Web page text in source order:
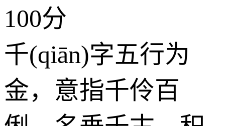
100分
千(qiān)字五行为
金，意指千伶百